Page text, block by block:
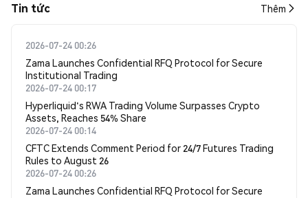
Tin tức Thêm
2026-07-24 00:26
Zama Launches Confidential RFQ Protocol for Secure
Institutional Trading
2026-07-24 00:17
Hyperliquid's RWA Trading Volume Surpasses Crypto
Assets, Reaches 54% Share
2026-07-24 00:14
CFTC Extends Comment Period for 24/7 Futures Trading
Rules to August 26
2026-07-24 00:26
Zama Launches Confidential RFQ Protocol for Secure